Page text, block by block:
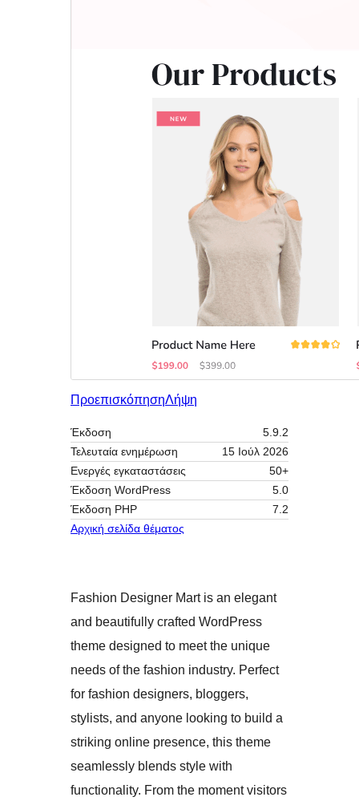
ΠροεπισκόπησηΛήψη
Έκδοση
5.9.2
Τελευταία ενημέρωση
15 Ιούλ 2026
Ενεργές εγκαταστάσεις
50+
Έκδοση WordPress
5.0
Έκδοση ΡΗΡ
7.2
Αρχική σελίδα θέματος
Fashion Designer Mart is an elegant
and beautifully crafted WordPress
theme designed to meet the unique
needs of the fashion industry. Perfect
for fashion designers, bloggers,
stylists, and anyone looking to build a
striking online presence, this theme
seamlessly blends style with
functionality. From the moment visitors